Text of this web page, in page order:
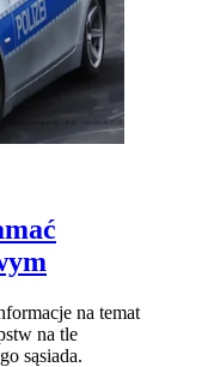
na temat
na tle
sąsiada.